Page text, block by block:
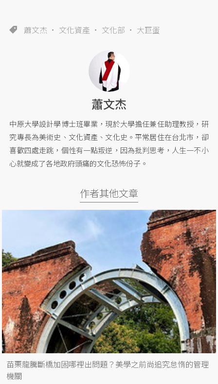
蕭文杰 文化資產 文化部 大巨蛋
蕭文杰
中原大學設計學博士班畢業，現於大學擔任兼任助理教授，研
究專長為美術史、文化資產、文化史。平常居住在台北市，卻
喜歡四處走跳，個性有一點叛逆，因為批判思考，人生一不小
心就變成了各地政府頭痛的文化恐怖份子。
作者其他文章
苗栗龍騰斷橋加固哪裡出問題？美學之前尚追究怠惰的管理
機關